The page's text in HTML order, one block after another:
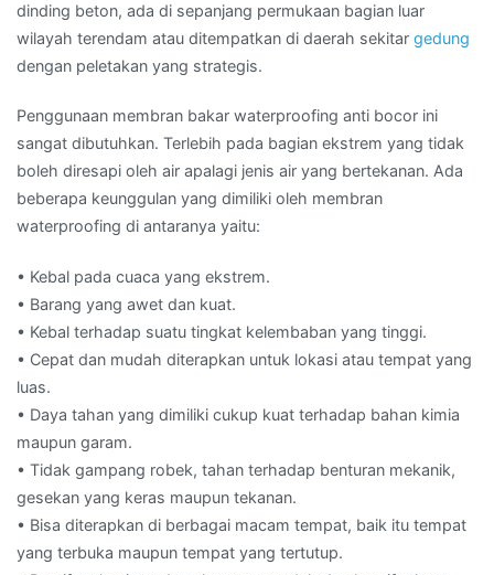
dinding beton, ada di sepanjang permukaan bagian luar
wilayah terendam atau ditempatkan di daerah sekitar gedung
dengan peletakan yang strategis.
Penggunaan membran bakar waterproofing anti bocor ini
sangat dibutuhkan. Terlebih pada bagian ekstrem yang tidak
boleh diresapi oleh air apalagi jenis air yang bertekanan. Ada
beberapa keunggulan yang dimiliki oleh membran
waterproofing di antaranya yaitu:
• Kebal pada cuaca yang ekstrem.
• Barang yang awet dan kuat.
• Kebal terhadap suatu tingkat kelembaban yang tinggi.
• Cepat dan mudah diterapkan untuk lokasi atau tempat yang
luas.
• Daya tahan yang dimiliki cukup kuat terhadap bahan kimia
maupun garam.
• Tidak gampang robek, tahan terhadap benturan mekanik,
gesekan yang keras maupun tekanan.
• Bisa diterapkan di berbagai macam tempat, baik itu tempat
yang terbuka maupun tempat yang tertutup.